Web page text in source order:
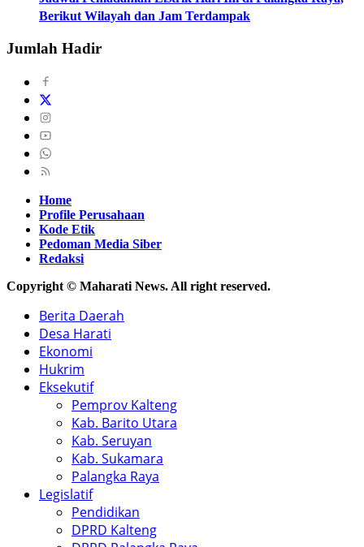
Berikut Wilayah dan Jam Terdampak
Jumlah Hadir
Home
Profile Perusahaan
Kode Etik
Pedoman Media Siber
Redaksi
Copyright © Maharati News. All right reserved.
Berita Daerah
Desa Harati
Ekonomi
Hukrim
Eksekutif
Pemprov Kalteng
Kab. Barito Utara
Kab. Seruyan
Kab. Sukamara
Palangka Raya
Legislatif
Pendidikan
DPRD Kalteng